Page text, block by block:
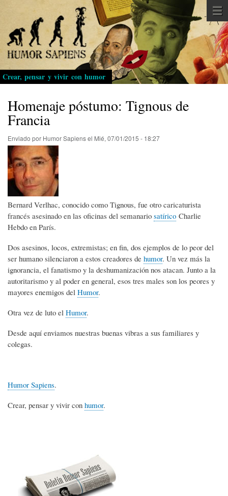
Pasar
al
contenido
principal
Crear, pensar y vivir con humor
Homenaje póstumo: Tignous de
Francia
Enviado por Humor Sapiensel Mié, 07/01/2015 - 18:27
Bernard Verlhac, conocido como Tignous, ​fue otro caricaturista
francés asesinado en las oficinas del semanario satírico Charlie
Hebdo en París.
Dos asesinos, locos, extremistas; en fin, dos ejemplos de lo peor del
ser humano silenciaron a estos creadores de humor. Un vez más la
ignorancia, el fanatismo y la deshumanización nos atacan. Junto a la
autoritarismo y al poder en general, esos tres males son los peores y
mayores enemigos del Humor.
Otra vez de luto el Humor.
Desde aquí enviamos nuestras buenas vibras a sus familiares y
colegas.
Humor Sapiens.
Crear, pensar y vivir con humor.